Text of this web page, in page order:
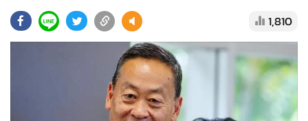
• ละคร
Good health & Well-being
1,810